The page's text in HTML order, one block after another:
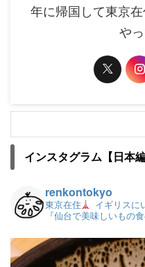
年に帰国して東京
や
インスタグラム【日本編
renkontokyo
東京在住 イギリスに
『仙台で美味しいもの